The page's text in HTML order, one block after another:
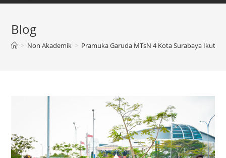
Blog
> Non Akademik > Pramuka Garuda MTsN 4 Kota Surabaya Ikuti